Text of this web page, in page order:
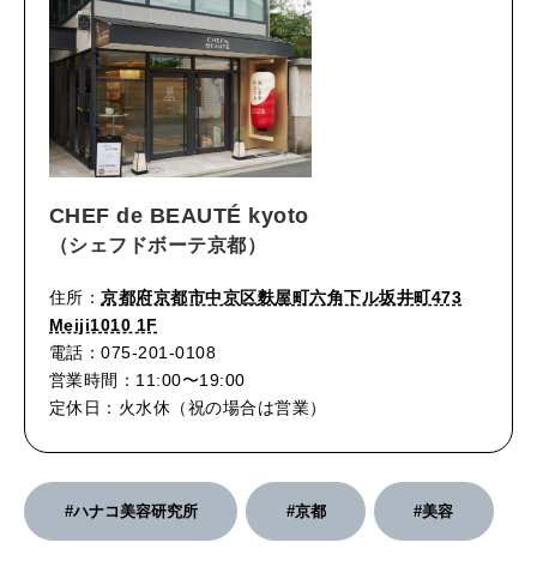
CHEF de BEAUTÉ kyoto
（シェフドボーテ京都）
住所：京都府京都市中京区麩屋町六角下ル坂井町473
Meiji1010 1F
電話：075-201-0108
営業時間：11:00〜19:00
定休日：火水休（祝の場合は営業）
#ハナコ美容研究所 #京都 #美容